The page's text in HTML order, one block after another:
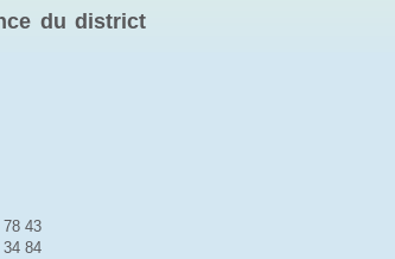
du district
78 43
34 84